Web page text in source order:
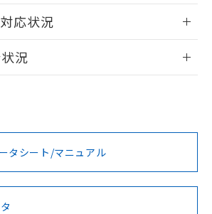
以上
質による影響
きます。
ログイン/会員登録
ご利用いただく前に、以下を必ずお読
件
応状況
対応状況については、営業部門もしく
製品のRoHS/REACH対応状況ページへ
況
DNV型式承認
（ノルウェー
BV型式承認
（フランス
KR型式
（韓国
タシート/マニュアル